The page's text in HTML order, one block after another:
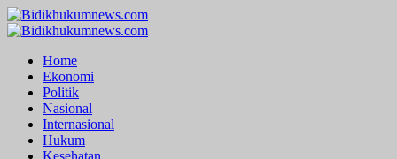
Skip
to
Primary
Home
Ekonomi
Politik
Nasional
Internasional
Hukum
Kesehatan